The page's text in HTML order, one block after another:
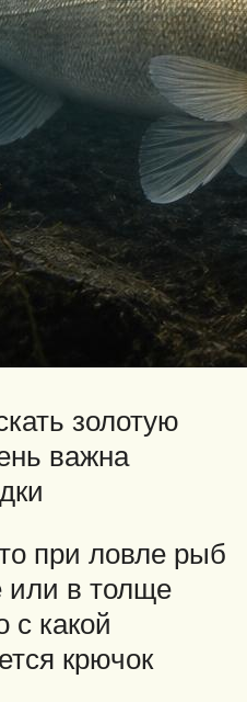
золотую
важна
при ловле рыб
или в толще
с какой
крючок